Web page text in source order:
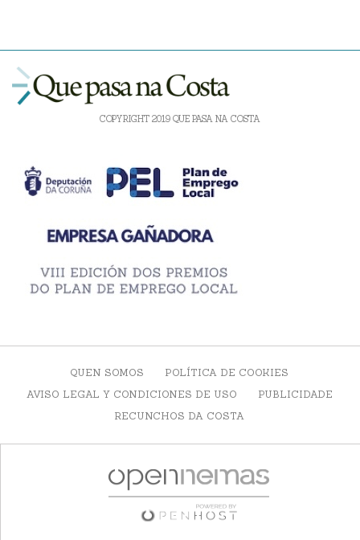
COPYRIGHT 2019 QUE PASA NA COSTA
QUEN SOMOS
POLÍTICA DE COOKIES
AVISO LEGAL Y CONDICIONES DE USO
PUBLICIDADE
RECUNCHOS DA COSTA